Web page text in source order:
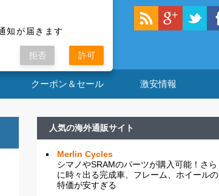
クーポン＆セール 激安情報
人気の海外通販サイト
Merlin Cycles
シマノやSRAMのパーツが購入可能！さら
に時々出る完成車、フレーム、ホイールの
特価が安すぎる
知が届きます
拒否 許可